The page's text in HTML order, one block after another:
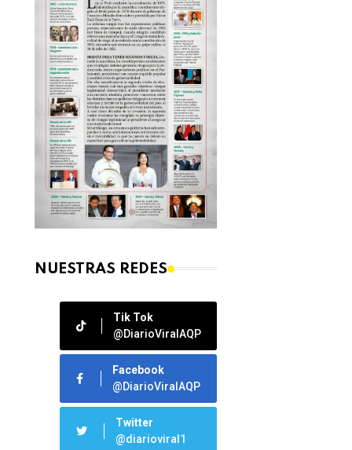
NUESTRAS REDES
Tik Tok
@DiarioViralAQP
Facebook
@DiarioViralAQP
Twitter
@diarioviral1